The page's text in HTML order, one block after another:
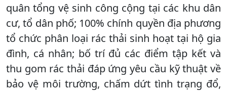
quân tổng vệ sinh công cộng tại các khu dân
cư, tổ dân phố; 100% chính quyền địa phương
tổ chức phân loại rác thải sinh hoạt tại hộ gia
đình, cá nhân; bố trí đủ các điểm tập kết và
thu gom rác thải đáp ứng yêu cầu kỹ thuật về
bảo vệ môi trường, chấm dứt tình trạng đổ,